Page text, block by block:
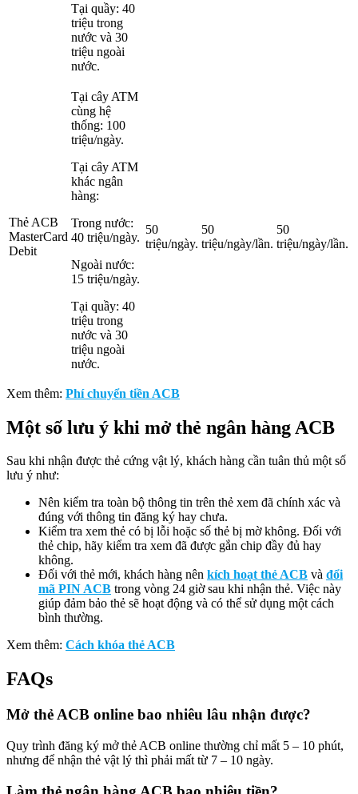
Tại quầy: 40
triệu trong
nước và 30
triệu ngoài
nước.
Thẻ ACB
MasterCard
Debit
Tại cây ATM
cùng hệ
thống: 100
triệu/ngày.
Tại cây ATM
khác ngân
hàng:
Trong nước:
40 triệu/ngày.
Ngoài nước:
15 triệu/ngày.
Tại quầy: 40
triệu trong
nước và 30
triệu ngoài
nước.
50
triệu/ngày.
50
triệu/ngày/lần.
50
triệu/ngày/lần.
Xem thêm: Phí chuyển tiền ACB
Một số lưu ý khi mở thẻ ngân hàng ACB
Sau khi nhận được thẻ cứng vật lý, khách hàng cần tuân thủ một số
lưu ý như:
Nên kiểm tra toàn bộ thông tin trên thẻ xem đã chính xác và
đúng với thông tin đăng ký hay chưa.
Kiểm tra xem thẻ có bị lỗi hoặc số thẻ bị mờ không. Đối với
thẻ chip, hãy kiểm tra xem đã được gắn chip đầy đủ hay
không.
Đối với thẻ mới, khách hàng nên kích hoạt thẻ ACB và đổi
mã PIN ACB trong vòng 24 giờ sau khi nhận thẻ. Việc này
giúp đảm bảo thẻ sẽ hoạt động và có thể sử dụng một cách
bình thường.
Xem thêm: Cách khóa thẻ ACB
FAQs
Mở thẻ ACB online bao nhiêu lâu nhận được?
Quy trình đăng ký mở thẻ ACB online thường chỉ mất 5 – 10 phút,
nhưng để nhận thẻ vật lý thì phải mất từ 7 – 10 ngày.